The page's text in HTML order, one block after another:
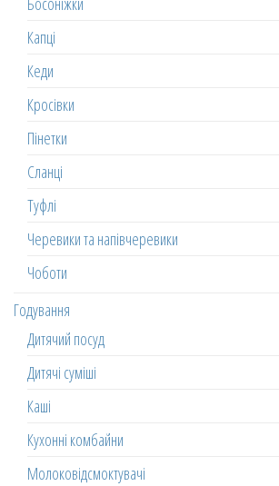
Капці
Кеди
Кросівки
Пінетки
Сланці
Туфлі
Черевики та напівчеревики
Чоботи
Годування
Дитячий посуд
Дитячі суміші
Каші
Кухонні комбайни
Молоковідсмоктувачі